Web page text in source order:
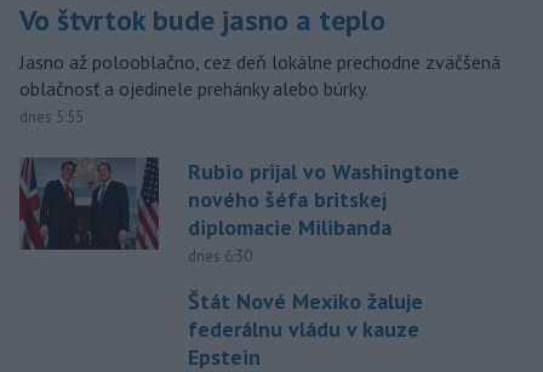
Vo štvrtok bude jasno a teplo
Jasno až polooblačno, cez deň lokálne prechodne zväčšená
oblačnosť a ojedinele prehánky alebo búrky.
dnes 5:55
Rubio prijal vo Washingtone
nového šéfa britskej
diplomacie Milibanda
dnes 6:30
Štát Nové Mexiko žaluje
federálnu vládu v kauze
Epstein